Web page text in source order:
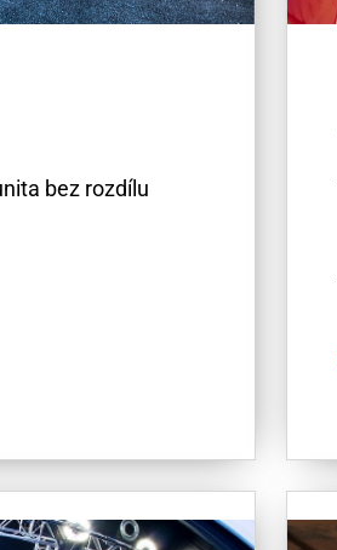
bez rozdílu